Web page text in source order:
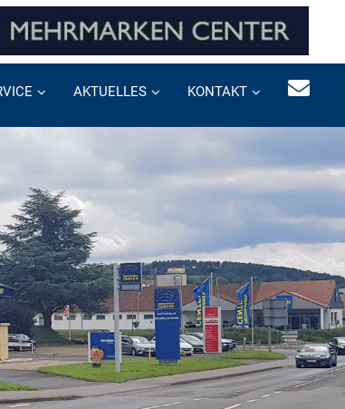
AKTUELLES KONTAKT